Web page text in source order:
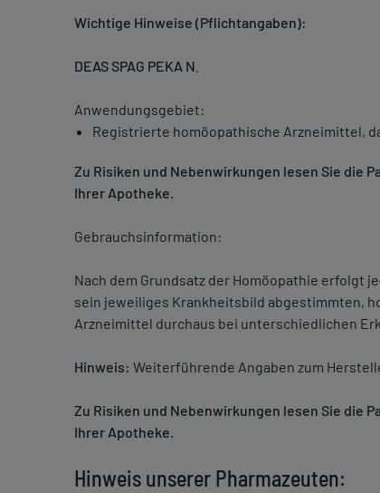
Wichtige Hinweise (Pflichtangaben):
DEAS SPAG PEKA N
Anwendungsgebiet:
Registrierte homöopathische Arzneimittel,
Zu Risiken und Nebenwirkungen lesen Sie die
Ihrer Apotheke.
Gebrauchsinformation:
Nach dem Grundsatz der Homöopathie erfolgt
sein jeweiliges Krankheitsbild abgestimmten,
Arzneimittel durchaus bei unterschiedlichen
Hinweis: Weiterführende Angaben zum
Zu Risiken und Nebenwirkungen lesen Sie die
Ihrer Apotheke.
Hinweis unserer Pharmazeuten: